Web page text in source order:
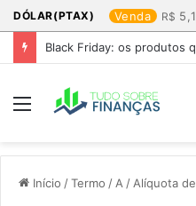
DÓLAR(PTAX) Venda
Black Friday: os produtos
Menu
Início /Termo / A / Alíquota